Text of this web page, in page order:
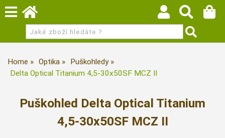
Home Optika
Puškohledy
Delta Optical Titanium 4,5-30x50SF MCZ II
Puškohled Delta Optical Titanium
4,5-30x50SF MCZ II